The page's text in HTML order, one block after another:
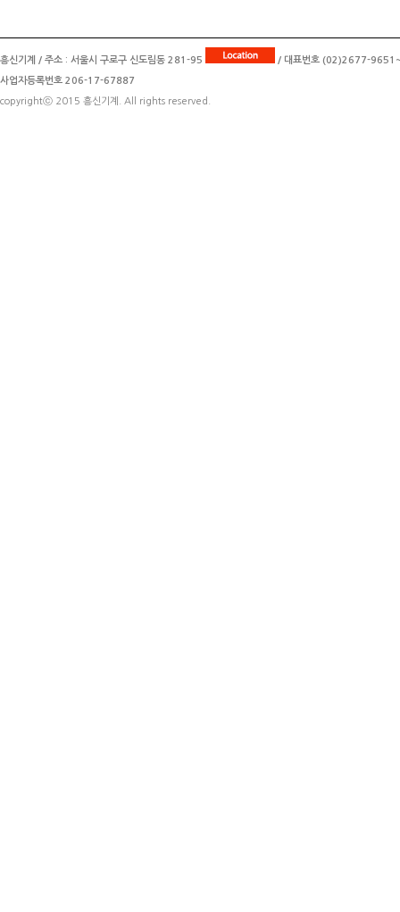
흥신기계 / 주소 : 서울시 구로구 신도림동 281-95 / 대표번호 (02)2677-
사업자등록번호 206-17-67887
copyrightⓒ 2015 흥신기계. All rights reserved.